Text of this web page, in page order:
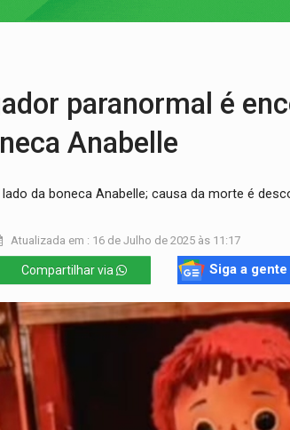
discutem energia nuclear, defesa e ciência
paranormal é
Anabelle
da boneca Anabelle; causa da morte é
Atualizada em : 16 de Julho de 2025 às 11:17
Compartilhar via Siga a